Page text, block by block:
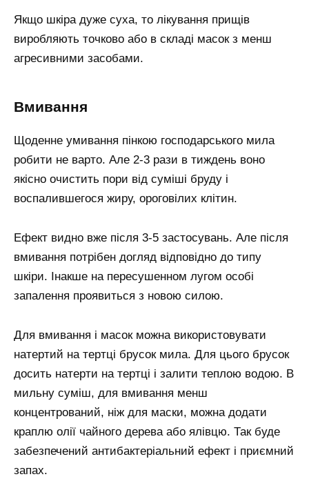
Якщо шкіра дуже суха, то лікування прищів
виробляють точково або в складі масок з менш
агресивними засобами.
Вмивання
Щоденне умивання пінкою господарського мила
робити не варто. Але 2-3 рази в тиждень воно
якісно очистить пори від суміші бруду і
воспалившегося жиру, ороговілих клітин.
Ефект видно вже після 3-5 застосувань. Але після
вмивання потрібен догляд відповідно до типу
шкіри. Інакше на пересушенном лугом особі
запалення проявиться з новою силою.
Для вмивання і масок можна використовувати
натертий на тертці брусок мила. Для цього брусок
досить натерти на тертці і залити теплою водою. В
мильну суміш, для вмивання менш
концентрований, ніж для маски, можна додати
краплю олії чайного дерева або ялівцю. Так буде
забезпечений антибактеріальний ефект і приємний
запах.